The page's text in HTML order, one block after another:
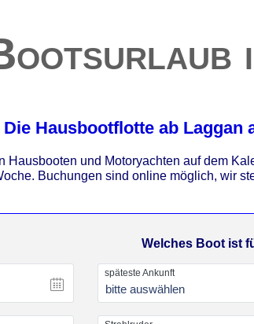
Die Hausbootflotte ab Laggan
Hausbooten und Motoryachten auf dem
Buchungen sind online möglich, wir
Welches Boot ist
späteste Ankunft
bitte auswählen